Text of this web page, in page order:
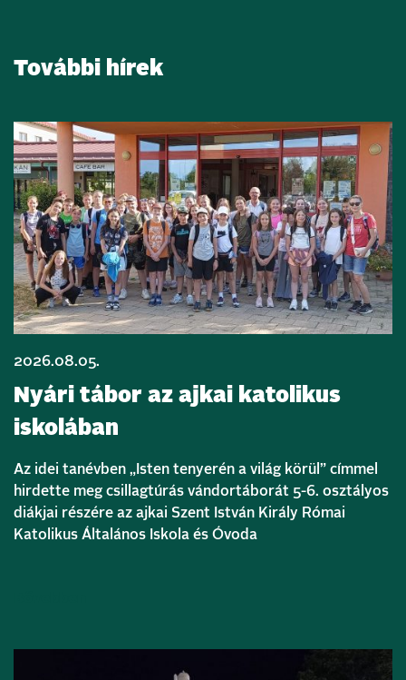
További hírek
2026.08.05.
Nyári tábor az ajkai katolikus
iskolában
Az idei tanévben „Isten tenyerén a világ körül” címmel
hirdette meg csillagtúrás vándortáborát 5-6. osztályos
diákjai részére az ajkai Szent István Király Római
Katolikus Általános Iskola és Óvoda